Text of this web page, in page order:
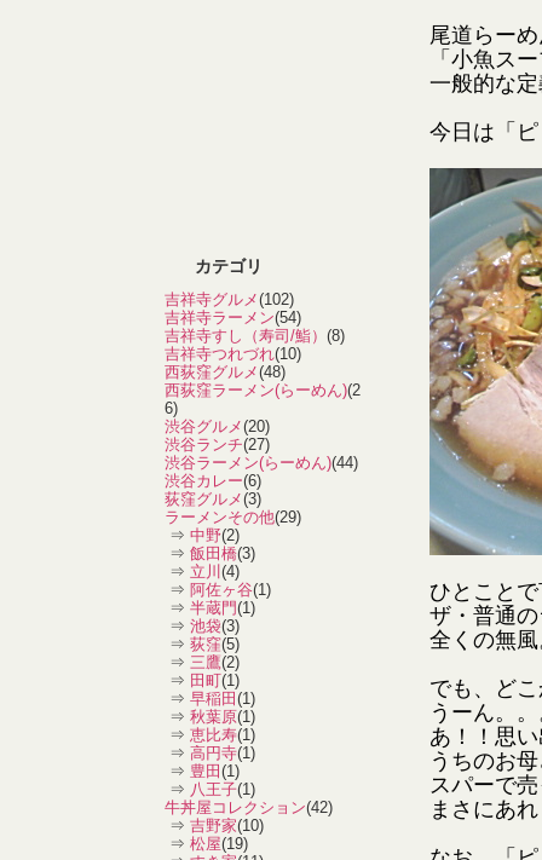
カテゴリ
吉祥寺グルメ(102)
吉祥寺ラーメン(54)
吉祥寺すし（寿司/鮨） (8)
吉祥寺つれづれ(10)
西荻窪グルメ(48)
西荻窪ラーメン(らーめん)(2
6)
渋谷グルメ(20)
渋谷ランチ(27)
渋谷ラーメン(らーめん)(44)
渋谷カレー(6)
荻窪グルメ(3)
ラーメンその他(29)
⇒ 中野(2)
⇒ 飯田橋(3)
⇒ 立川 (4)
⇒ 阿佐ヶ谷(1)
⇒ 半蔵門(1)
⇒ 池袋(3)
⇒ 荻窪(5)
⇒ 三鷹(2)
⇒ 田町(1)
⇒ 早稲田 (1)
⇒ 秋葉原(1)
⇒ 恵比寿(1)
⇒ 高円寺(1)
⇒ 豊田 (1)
⇒ 八王子(1)
牛丼屋コレクション(42)
⇒ 吉野家(10)
⇒ 松屋(19)
尾道らー
「小魚ス
一般的な
今日は「
ひとこと
ザ・普通
全くの無
でも、ど
うーん。
あ！！思
うちのお
スパーで
まさにあ